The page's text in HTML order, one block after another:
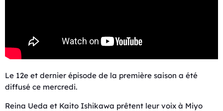
Le 12e et dernier épisode de la première saison a été
diffusé ce mercredi.
Reina Ueda et Kaito Ishikawa prêtent leur voix à Miyo